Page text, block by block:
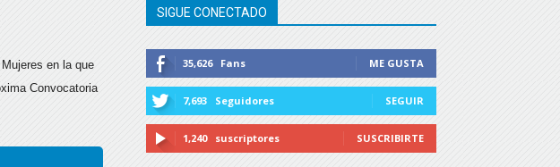
en la que
Convocatoria
SIGUE CONECTADO
35,626 Fans ME GUSTA
7,693 Seguidores SEGUIR
1,240 suscriptores SUSCRIBIRTE